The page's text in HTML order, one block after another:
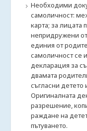
Необходими
самоличност:
карта; за лицата
непридружени
единия от
самоличност се
декларация за
двамата
съгласни детето
Оригиналната
разрешение,
раждане на
пътуването.